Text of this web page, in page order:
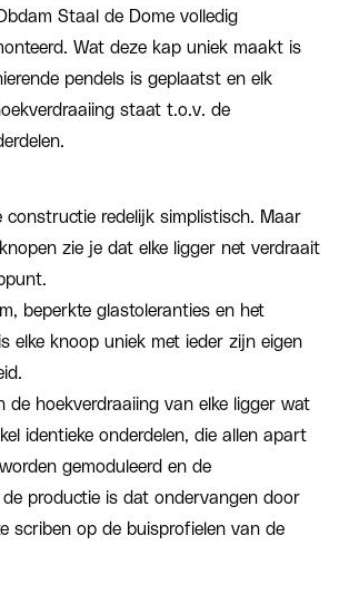
Staal de Dome volledig
Wat deze kap uniek maakt is
pendels is geplaatst en elk
staat t.o.v. de
constructie redelijk simplistisch. Maar
zie je dat elke ligger net verdraait
beperkte glastoleranties en het
elke knoop uniek met ieder zijn eigen
de hoekverdraaiing van elke ligger wat
identieke onderdelen, die allen apart
gemoduleerd en de
de productie is dat ondervangen door
scriben op de buisprofielen van de